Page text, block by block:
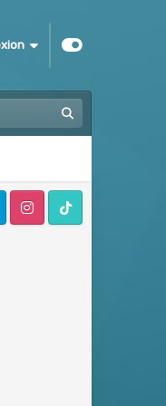
InstagramTik Tok